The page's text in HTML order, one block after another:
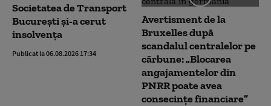
Societatea de Transport
București și-a cerut
insolvența
Publicat la 06.08.2026 17:34
Avertisment de la
Bruxelles după
scandalul centralelor pe
cărbune: „Blocarea
angajamentelor din
PNRR poate avea
consecințe financiare”